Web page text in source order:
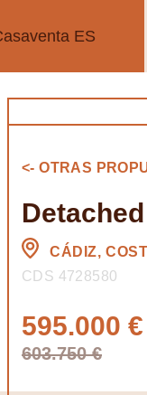
<- OTRAS
CÁDIZ,
CDS 4728580
595.000 €
603.750 €